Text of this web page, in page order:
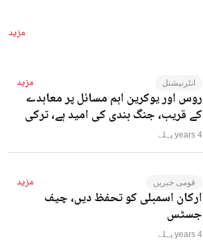
مزید
انٹرنیشنل مزید
روس اور یوکرین اہم مسائل پر معاہدے
کے قریب، جنگ بندی کی امید ہے، ترکی
4 years پہلے
قومی خبریں مزید
ارکان اسمبلی کو تحفظ دیں، چیف
جسٹس
4 years پہلے